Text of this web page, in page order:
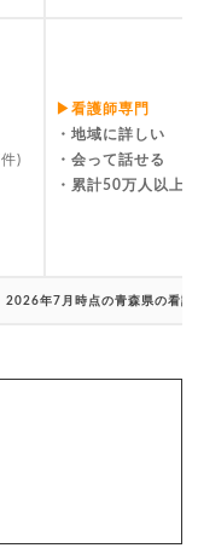
)
▶看護師専門
・地域に詳しい
・会って話せる
・累計50万人以上
2026年7月時点の青森県の看護